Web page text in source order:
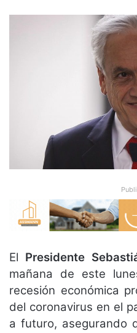
El Presidente
mañana de este
recesión económica
del coronavirus en el
a futuro, asegurando